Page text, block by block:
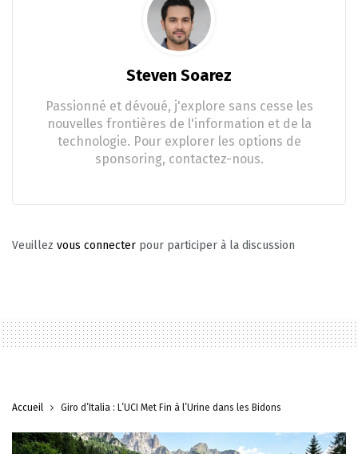
Steven Soarez
Passionné et dévoué, j'explore sans cesse les
nouvelles frontières de l'information et de la
technologie. Pour explorer les options de
sponsoring, contactez-nous.
Veuillez vous connecter pour participer à la discussion
Accueil Giro d’Italia : L’UCI Met Fin à l’Urine dans les Bidons